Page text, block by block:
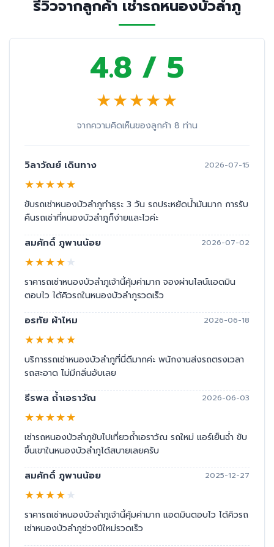
รีวิวจากลูกค้า เช่ารถหนองบัวลำภู
4.8 / 5
★★★★★
จากความคิดเห็นของลูกค้า 8 ท่าน
วิลาวัณย์ เดินทาง 2026-07-15
★★★★★
ขับรถเช่าหนองบัวลำภูทำธุระ 3 วัน รถประหยัดน้ำมันมาก การรับ
คืนรถเช่าที่หนองบัวลำภูก็ง่ายและไวค่ะ
สมศักดิ์ ภูพานน้อย 2026-07-02
★★★★★
ราคารถเช่าหนองบัวลำภูเจ้านี้คุ้มค่ามาก จองผ่านไลน์แอดมิน
ตอบไว ได้คิวรถในหนองบัวลำภูรวดเร็ว
อรทัย ผ้าไหม 2026-06-18
★★★★★
บริการรถเช่าหนองบัวลำภูที่นี่ดีมากค่ะ พนักงานส่งรถตรงเวลา
รถสะอาด ไม่มีกลิ่นอับเลย
ธีรพล ถ้ำเอราวัณ 2026-06-03
★★★★★
เช่ารถหนองบัวลำภูขับไปเที่ยวถ้ำเอราวัณ รถใหม่ แอร์เย็นฉ่ำ ขับ
ขึ้นเขาในหนองบัวลำภูได้สบายเลยครับ
สมศักดิ์ ภูพานน้อย 2025-12-27
★★★★★
ราคารถเช่าหนองบัวลำภูเจ้านี้คุ้มค่ามาก แอดมินตอบไว ได้คิวรถ
เช่าหนองบัวลำภูช่วงปีใหม่รวดเร็ว